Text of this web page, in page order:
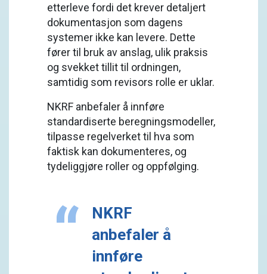
etterleve fordi det krever detaljert
dokumentasjon som dagens
systemer ikke kan levere. Dette
fører til bruk av anslag, ulik praksis
og svekket tillit til ordningen,
samtidig som revisors rolle er uklar.
NKRF anbefaler å innføre
standardiserte beregningsmodeller,
tilpasse regelverket til hva som
faktisk kan dokumenteres, og
tydeliggjøre roller og oppfølging.
NKRF
anbefaler å
innføre